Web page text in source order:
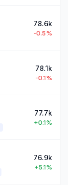
78.6k
-0.5%
78.1k
-0.1%
77.7k
+0.1%
76.9k
+5.1%